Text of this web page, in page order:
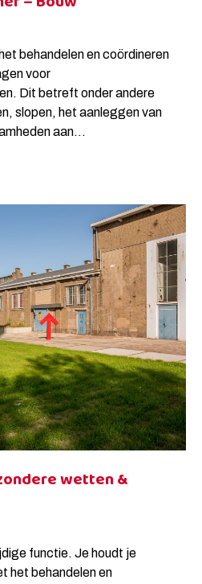
behandelen en coördineren
voor
Dit betreft onder andere
slopen, het aanleggen van
aan…
wetten &
functie. Je houdt je
het behandelen en